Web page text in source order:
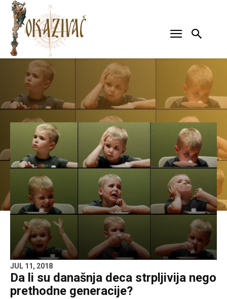
JUL 11, 2018
Da li su današnja deca strpljivija nego
prethodne generacije?